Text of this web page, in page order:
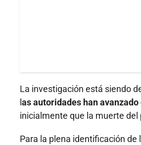
La investigación está siendo
as autoridades han
inicialmente que la muerte
Para la plena identificación